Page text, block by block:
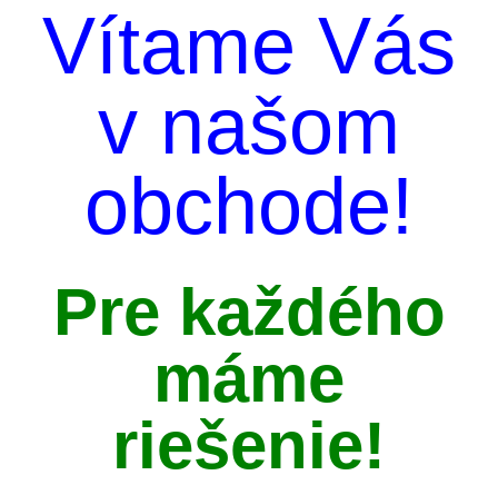
Vítame Vás
v našom
obchode!
Pre každého
máme
riešenie!